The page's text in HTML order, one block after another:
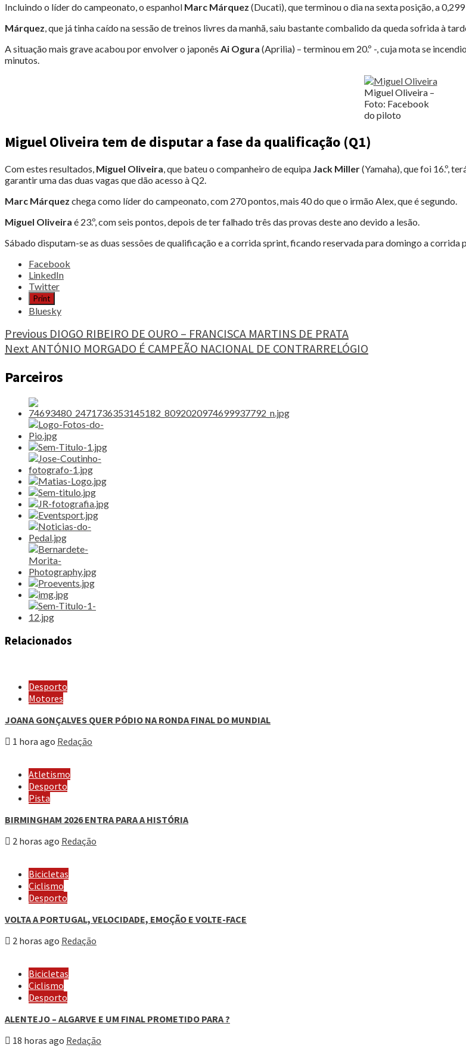
Incluindo o líder do campeonato, o espanhol Marc Márquez (Ducati), que terminou o dia na sexta posição, a
Márquez, que já tinha caído na sessão de treinos livres da manhã, saiu bastante combalido da queda sofrida à
A situação mais grave acabou por envolver o japonês Ai Ogura (Aprilia) – terminou em 20.º -, cuja mota se
minutos.
Miguel Oliveira –
Foto: Facebook
do piloto
Miguel Oliveira tem de disputar a fase da qualificação (Q1)
Com estes resultados, Miguel Oliveira , que bateu o companheiro de equipa Jack Miller(Yamaha), que foi 16.º,
garantir uma das duas vagas que dão acesso à Q2.
Marc Márquez chega como líder do campeonato, com 270 pontos, mais 40 do que o irmão Alex, que é segundo.
Miguel Oliveira é 23.º, com seis pontos, depois de ter falhado três das provas deste ano devido a lesão.
Sábado disputam-se as duas sessões de qualificação e a corrida sprint, ficando reservada para domingo a corrida
Share
post
"OLIVEIRA
VAI
DISPUTAR
FASE
DE
QUALIFICAÇÃO
Facebook
LinkedIn
Twitter
Print
Bluesky
Continue
Reading
Previous DIOGO RIBEIRO DE OURO – FRANCISCA MARTINS DE PRATA
Next ANTÓNIO MORGADO É CAMPEÃO NACIONAL DE CONTRARRELÓGIO
Parceiros
Relacionados
Desporto
Motores
JOANA GONÇALVES QUER PÓDIO NA RONDA FINAL DO MUNDIAL
1 hora ago Redação
Atletismo
Desporto
Pista
BIRMINGHAM 2026 ENTRA PARA A HISTÓRIA
2 horas ago Redação
Bicicletas
Ciclismo
Desporto
VOLTA A PORTUGAL, VELOCIDADE, EMOÇÃO E VOLTE-FACE
2 horas ago Redação
Bicicletas
Ciclismo
Desporto
ALENTEJO – ALGARVE E UM FINAL PROMETIDO PARA ?
18 horas ago Redação